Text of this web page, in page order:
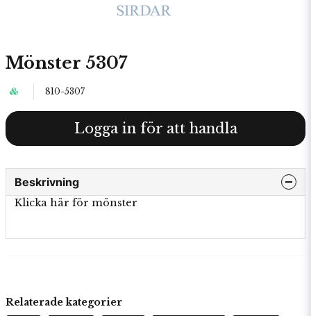
Mönster 5307
810-5307
Logga in för att handla
Beskrivning
Klicka här för mönster
Relaterade kategorier